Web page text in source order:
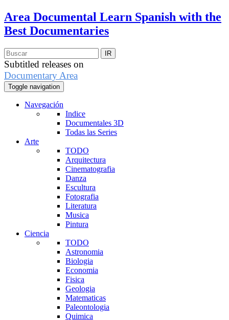
Area Documental Learn Spanish with the
Best Documentaries
Subtitled releases on
Documentary Area
Toggle navigation
Navegación
Indice
Documentales 3D
Todas las Series
Arte
TODO
Arquitectura
Cinematografia
Danza
Escultura
Fotografia
Literatura
Musica
Pintura
Ciencia
TODO
Astronomia
Biologia
Economia
Fisica
Geologia
Matematicas
Paleontologia
Quimica